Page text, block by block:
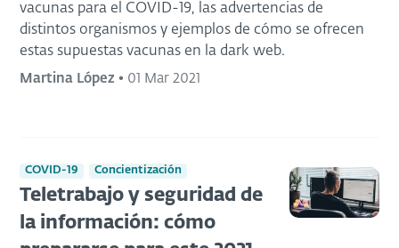
vacunas para el COVID-19, las advertencias de
distintos organismos y ejemplos de cómo se ofrecen
estas supuestas vacunas en la dark web.
Martina López • 01 Mar 2021
COVID-19 Concientización
Teletrabajo y seguridad de
la información: cómo